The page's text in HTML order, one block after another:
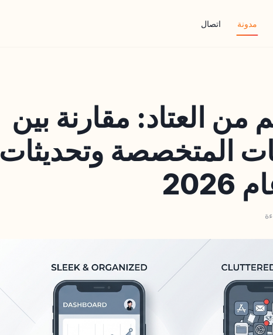
مدونة اتصال
من العتاد: مقارنة بين
المتخصصة وتحديثات